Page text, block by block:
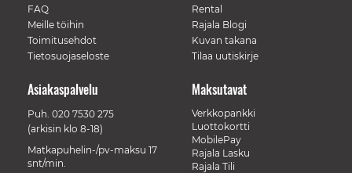
FAQ
Meille töihin
Toimitusehdot
Tietosuojaseloste
Rental
Rajala Blogi
Kuvan takana
Tilaa uutiskirje
Maksutavat
Verkkopankki
Luottokortti
MobilePay
Rajala Lasku
Rajala Tili
Asiakaspalvelu
Puh. 020 7530 275
(arkisin klo 8-18)
Matkapuhelin-/pv-maksu 17
snt/min.